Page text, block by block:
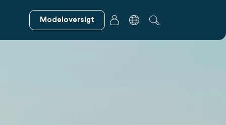
Modeloversigt